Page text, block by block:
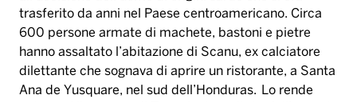
trasferito da anni nel Paese centroamericano. Circa
600 persone armate di machete, bastoni e pietre
hanno assaltato l’abitazione di Scanu, ex calciatore
dilettante che sognava di aprire un ristorante, a Santa
Ana de Yusquare, nel sud dell’Honduras. Lo rende